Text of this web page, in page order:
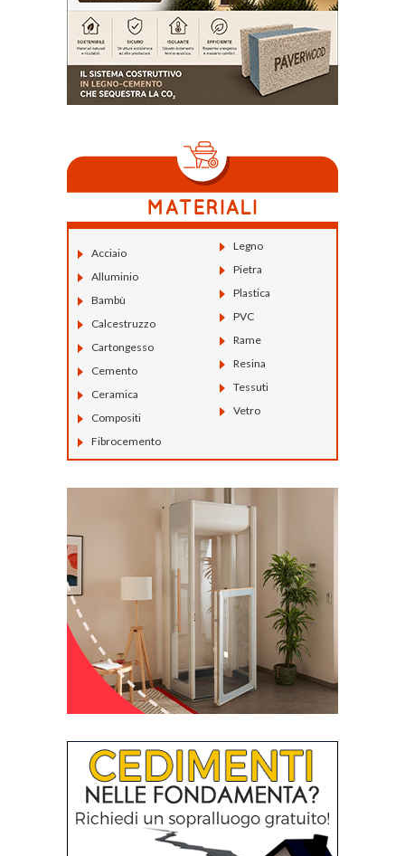
Acciaio
Alluminio
Bambù
Calcestruzzo
Cartongesso
Cemento
Ceramica
Compositi
Fibrocemento
Legno
Pietra
Plastica
PVC
Rame
Resina
Tessuti
Vetro